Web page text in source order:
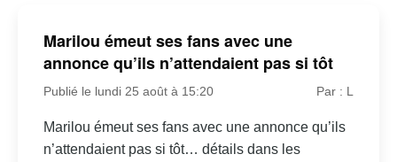
Marilou émeut ses fans avec une
annonce qu’ils n’attendaient pas si tôt
Publié le lundi 25 août à 15:20 Par : L
Marilou émeut ses fans avec une annonce qu’ils
n’attendaient pas si tôt… détails dans les